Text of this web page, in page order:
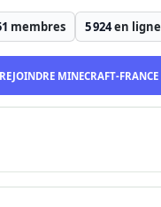
membres 5 924en ligne
REJOINDRE MINECRAFT-FRANCE